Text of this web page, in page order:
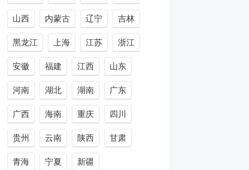
山西 内蒙古 辽宁 吉林
黑龙江 上海 江苏 浙江
安徽 福建 江西 山东
河南 湖北 湖南 广东
广西 海南 重庆 四川
贵州 云南 陕西 甘肃
青海 宁夏 新疆